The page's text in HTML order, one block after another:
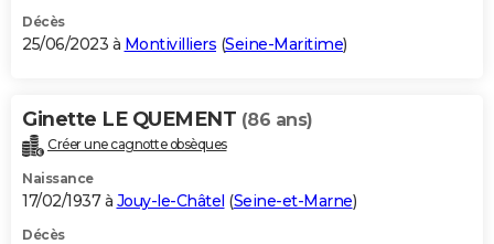
Décès
25/06/2023 à Montivilliers (Seine-Maritime)
Ginette LE QUEMENT (86 ans)
Créer une cagnotte obsèques
Naissance
17/02/1937 à Jouy-le-Châtel (Seine-et-Marne)
Décès